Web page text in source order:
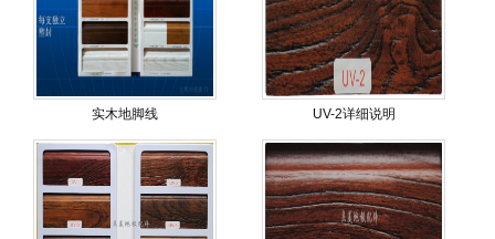
实木地脚线 UV-2详细说明